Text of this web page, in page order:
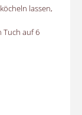
lassen,
Tuch auf 6